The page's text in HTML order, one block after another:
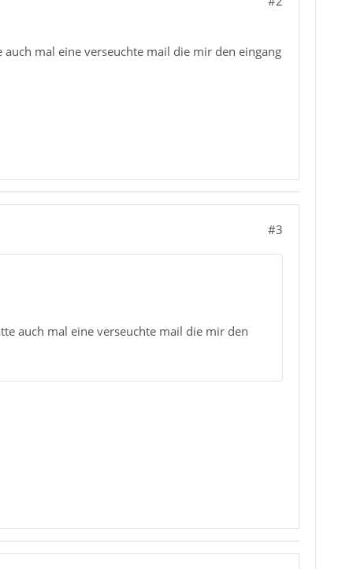
mal eine verseuchte mail die mir den eingang
#3
auch mal eine verseuchte mail die mir den